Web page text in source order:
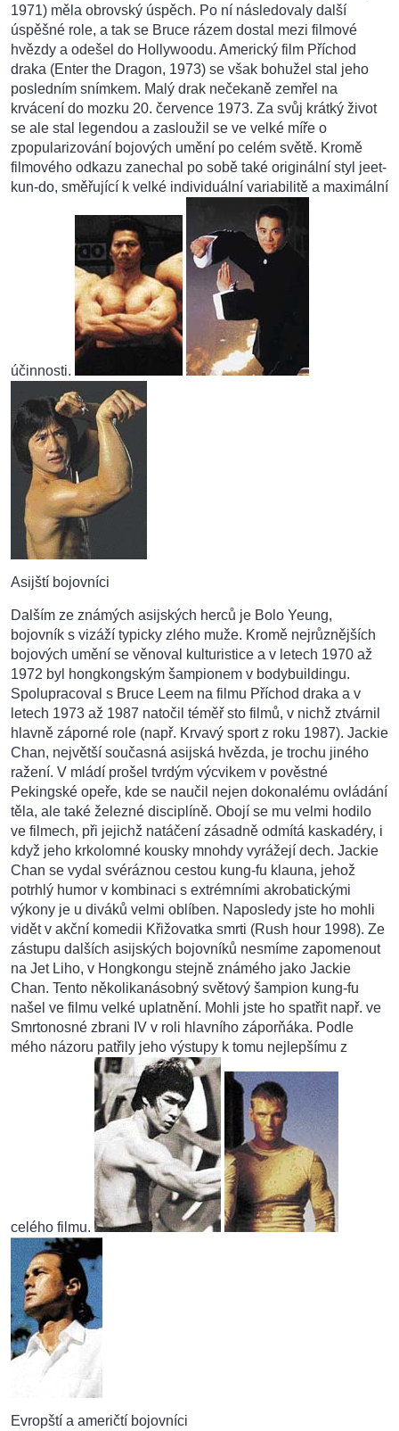
1971) měla obrovský úspěch. Po ní následovaly další
úspěšné role, a tak se Bruce rázem dostal mezi filmové
hvězdy a odešel do Hollywoodu. Americký film Příchod
draka (Enter the Dragon, 1973) se však bohužel stal jeho
posledním snímkem. Malý drak nečekaně zemřel na
krvácení do mozku 20. července 1973. Za svůj krátký život
se ale stal legendou a zasloužil se ve velké míře o
zpopularizování bojových umění po celém světě. Kromě
filmového odkazu zanechal po sobě také originální styl jeet-
kun-do, směřující k velké individuální variabilitě a maximální
účinnosti.
Asijští bojovníci
Dalším ze známých asijských herců je Bolo Yeung,
bojovník s vizáží typicky zlého muže. Kromě nejrůznějších
bojových umění se věnoval kulturistice a v letech 1970 až
1972 byl hongkongským šampionem v bodybuildingu.
Spolupracoval s Bruce Leem na filmu Příchod draka a v
letech 1973 až 1987 natočil téměř sto filmů, v nichž ztvárnil
hlavně záporné role (např. Krvavý sport z roku 1987). Jackie
Chan, největší současná asijská hvězda, je trochu jiného
ražení. V mládí prošel tvrdým výcvikem v pověstné
Pekingské opeře, kde se naučil nejen dokonalému ovládání
těla, ale také železné disciplíně. Obojí se mu velmi hodilo
ve filmech, při jejichž natáčení zásadně odmítá kaskadéry, i
když jeho krkolomné kousky mnohdy vyrážejí dech. Jackie
Chan se vydal svéráznou cestou kung-fu klauna, jehož
potrhlý humor v kombinaci s extrémními akrobatickými
výkony je u diváků velmi oblíben. Naposledy jste ho mohli
vidět v akční komedii Křižovatka smrti (Rush hour 1998). Ze
zástupu dalších asijských bojovníků nesmíme zapomenout
na Jet Liho, v Hongkongu stejně známého jako Jackie
Chan. Tento několikanásobný světový šampion kung-fu
našel ve filmu velké uplatnění. Mohli jste ho spatřit např. ve
Smrtonosné zbrani IV v roli hlavního záporňáka. Podle
mého názoru patřily jeho výstupy k tomu nejlepšímu z
celého filmu.
Evropští a američtí bojovníci